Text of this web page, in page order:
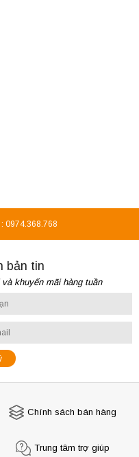
0974.368.768
bản tin
khuyến mãi hàng tuần
Chính sách bán hàng
Trung tâm trợ giúp